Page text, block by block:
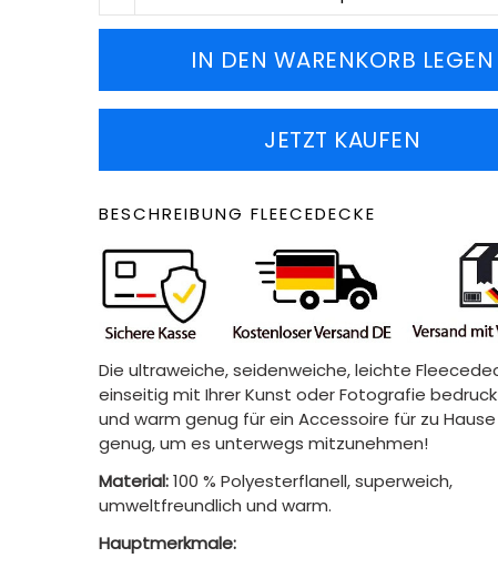
IN DEN WARENKORB LEGEN
JETZT KAUFEN
BESCHREIBUNG FLEECEDECKE
Die ultraweiche, seidenweiche, leichte
einseitig mit Ihrer Kunst oder Fotografie
und warm genug für ein Accessoire für zu
genug, um es unterwegs mitzunehmen!
Material:100 % Polyesterflanell, superweich,
umweltfreundlich und warm.
Hauptmerkmale: